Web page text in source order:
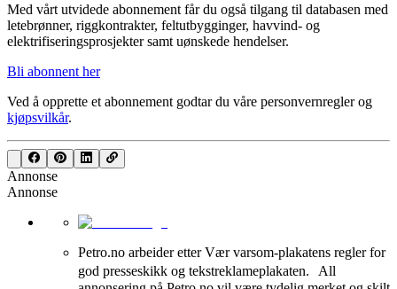
Med vårt utvidede abonnement får du også tilgang til databasen med
letebrønner, riggkontrakter, feltutbygginger, havvind- og
elektrifiseringsprosjekter samt uønskede hendelser.
Bli abonnent her
Ved å opprette et abonnement godtar du våre personvernreglerog
kjøpsvilkår.
Annonse
Annonse
Petro.no arbeider etter Vær varsom-plakatens regler for
god presseskikk og tekstreklameplakaten. All